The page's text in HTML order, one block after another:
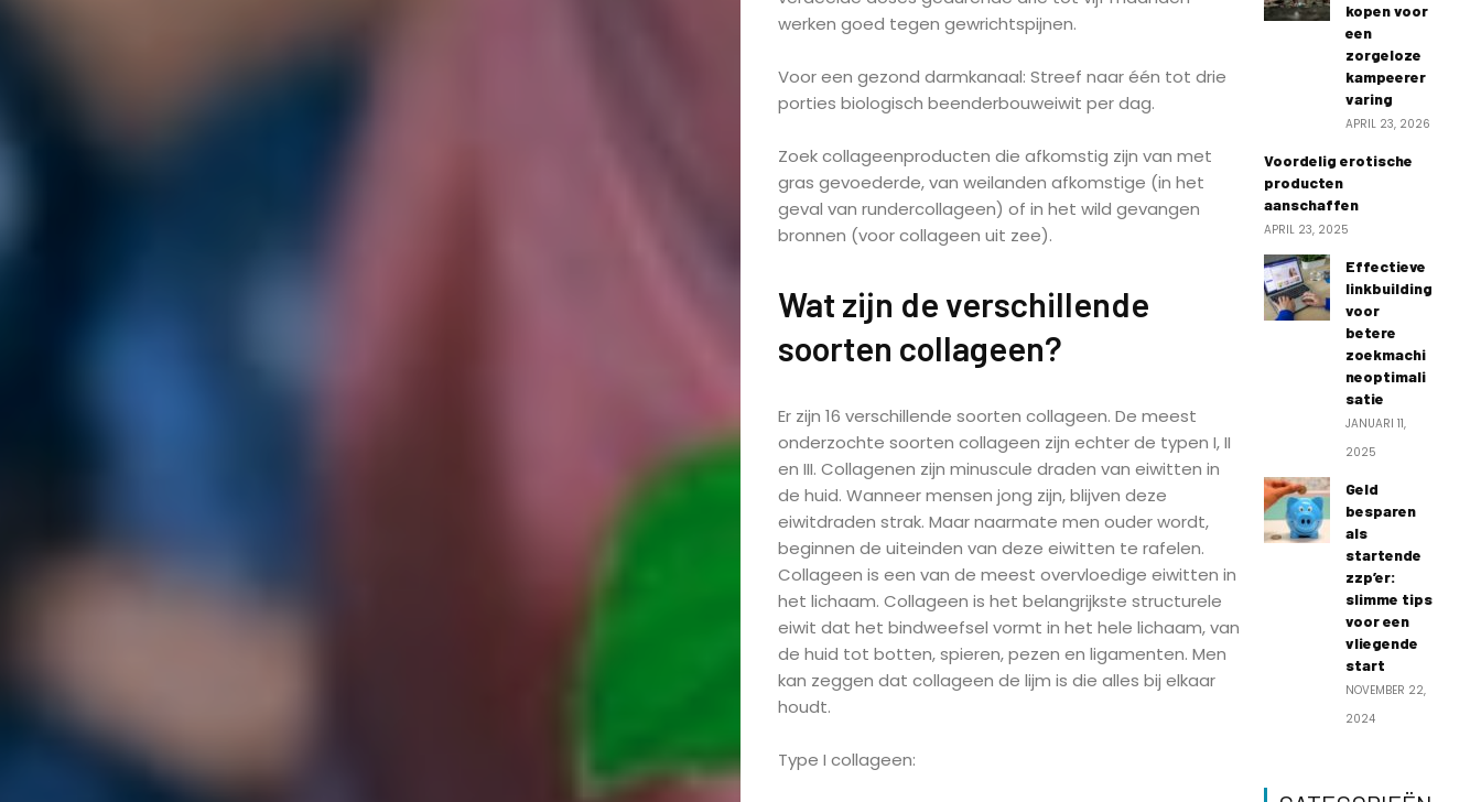
werken goed tegen gewrichtspijnen.
Voor een gezond darmkanaal: Streef naar één tot drie
porties biologisch beenderbouweiwit per dag.
Zoek collageenproducten die afkomstig zijn van met
gras gevoederde, van weilanden afkomstige (in het
geval van rundercollageen) of in het wild gevangen
bronnen (voor collageen uit zee).
Wat zijn de verschillende
soorten collageen?
Er zijn 16 verschillende soorten collageen. De meest
onderzochte soorten collageen zijn echter de typen I, II
en III. Collagenen zijn minuscule draden van eiwitten in
de huid. Wanneer mensen jong zijn, blijven deze
eiwitdraden strak. Maar naarmate men ouder wordt,
beginnen de uiteinden van deze eiwitten te rafelen.
Collageen is een van de meest overvloedige eiwitten in
het lichaam. Collageen is het belangrijkste structurele
eiwit dat het bindweefsel vormt in het hele lichaam, van
de huid tot botten, spieren, pezen en ligamenten. Men
kan zeggen dat collageen de lijm is die alles bij elkaar
houdt.
Type I collageen:
kopen voor
een
zorgeloze
kampeerer
varing
APRIL 23, 2026
Voordelig erotische
producten
aanschaffen
APRIL 23, 2025
Effectieve
linkbuilding
voor
betere
zoekmachi
neoptimali
satie
JANUARI 11,
2025
Geld
besparen
als
startende
zzp’er:
slimme tips
voor een
vliegende
start
NOVEMBER 22,
2024